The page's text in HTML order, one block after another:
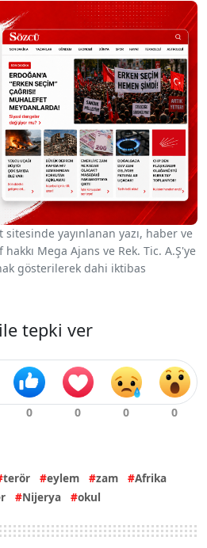
yayınlanan yazı, haber ve
Mega Ajans ve Rek. Tic. A.Ş'ye
gösterilerek dahi iktibas
tepki ver
terör eylem zam
Afrika
Nijerya okul